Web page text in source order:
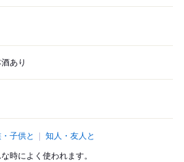
あり
子供と 知人・友人と
時によく使われます。